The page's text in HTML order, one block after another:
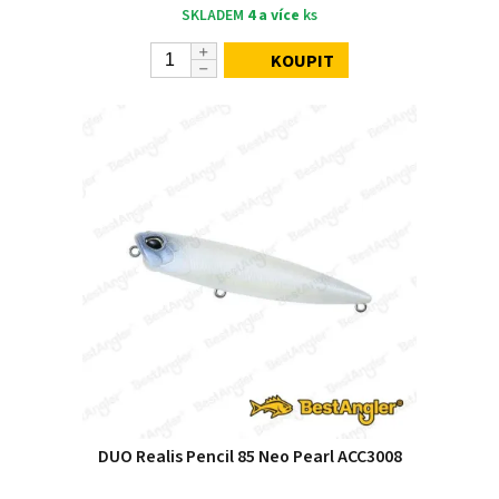
SKLADEM 4 a více ks
KOUPIT
DUO Realis Pencil 85 Neo Pearl ACC3008